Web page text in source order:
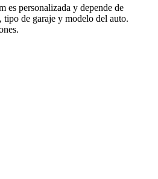
es personalizada y depende de
tipo de garaje y modelo del auto.